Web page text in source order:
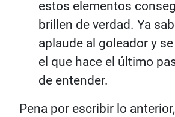
estos elementos
brillen de verdad. Ya
aplaude al goleador y
el que hace el último
de entender.
Pena por escribir lo